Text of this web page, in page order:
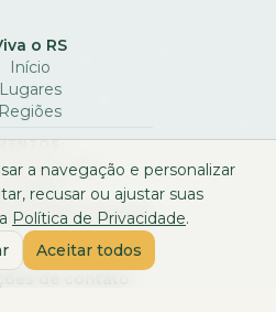
a navegação e personalizar
recusar ou ajustar suas
Política de Privacidade.
Aceitar todos
o RS
Início
Lugares
Regiões
Viva o RS
evento
o Inverno Gaúcho